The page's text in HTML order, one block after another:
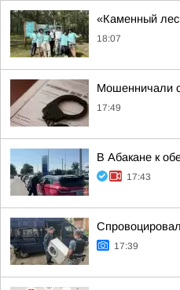
«Каменный
18:07
Мошенничали
17:49
В Абакане к
17:43
17:39